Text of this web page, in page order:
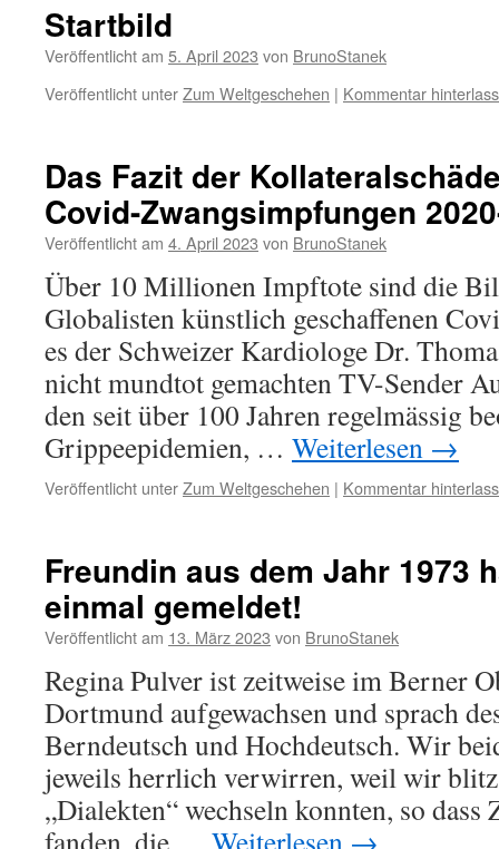
Startbild
Veröffentlicht am 5. April 2023 von BrunoStanek
Veröffentlicht unterZum Weltgeschehen | Kommentar
Das Fazit der
Covid-Zwangsimpfungen
Veröffentlicht am 4. April 2023 von BrunoStanek
Über 10 Millionen Impftote sind die
Globalisten künstlich geschaffenen
es der Schweizer Kardiologe Dr.
nicht mundtot gemachten TV-Sender
den seit über 100 Jahren regelmässig
Grippeepidemien, … Weiterlesen →
Veröffentlicht unterZum Weltgeschehen | Kommentar
Freundin aus dem Jahr 1973
einmal gemeldet!
Veröffentlicht am 13. März 2023 von BrunoStanek
Regina Pulver ist zeitweise im Berner
Dortmund aufgewachsen und sprach
Berndeutsch und Hochdeutsch. Wir
jeweils herrlich verwirren, weil wir
„Dialekten“ wechseln konnten, so dass
fanden, die … Weiterlesen →